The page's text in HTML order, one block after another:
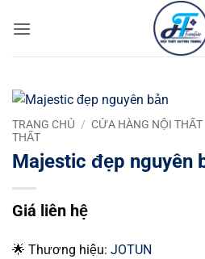
đến
TRANG CHỦ / CỬA HÀNG NỘI THẤT
THẤT
Majestic đẹp nguyên
Giá liên hệ
🌟 Thương hiệu: JOTUN